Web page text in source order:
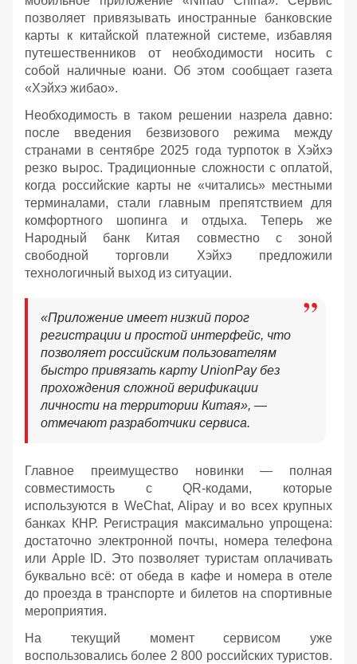
позволяет привязывать иностранные банковские
карты к китайской платежной системе, избавляя
путешественников от необходимости носить с
собой наличные юани. Об этом сообщает газета
«Хэйхэ жибао».
Необходимость в таком решении назрела давно:
после введения безвизового режима между
странами в сентябре 2025 года турпоток в Хэйхэ
резко вырос. Традиционные сложности с оплатой,
когда российские карты не «читались» местными
терминалами, стали главным препятствием для
комфортного шопинга и отдыха. Теперь же
Народный банк Китая совместно с зоной
свободной торговли Хэйхэ предложили
технологичный выход из ситуации.
«Приложение имеет низкий порог
регистрации и простой интерфейс, что
позволяет российским пользователям
быстро привязать карту UnionPay без
прохождения сложной верификации
личности на территории Китая», —
отмечают разработчики сервиса.
Главное преимущество новинки — полная
совместимость с QR-кодами, которые
используются в WeChat, Alipay и во всех крупных
банках КНР. Регистрация максимально упрощена:
достаточно электронной почты, номера телефона
или Apple ID. Это позволяет туристам оплачивать
буквально всё: от обеда в кафе и номера в отеле
до проезда в транспорте и билетов на спортивные
мероприятия.
На текущий момент сервисом уже
воспользовались более 2 800 российских туристов.